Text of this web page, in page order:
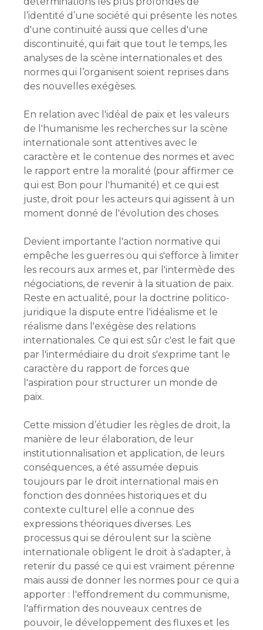
l’identité d’une société qui présente les notes
d'une continuité aussi que celles d'une
discontinuité, qui fait que tout le temps, les
analyses de la scène internationales et des
normes qui l’organisent soient reprises dans
des nouvelles exégèses.
En relation avec l'idéal de paix et les valeurs
de l'humanisme les recherches sur la scène
internationale sont attentives avec le
caractère et le contenue des normes et avec
le rapport entre la moralité (pour affirmer ce
qui est Bon pour l'humanité) et ce qui est
juste, droit pour les acteurs qui agissent à un
moment donné de l'évolution des choses.
Devient importante l'action normative qui
empêche les guerres ou qui s'efforce à limiter
les recours aux armes et, par l'intermède des
négociations, de revenir à la situation de paix.
Reste en actualité, pour la doctrine politico-
juridique la dispute entre l'idéalisme et le
réalisme dans l'exégèse des relations
internationales. Ce qui est sûr c'est le fait que
par l'intermédiaire du droit s'exprime tant le
caractère du rapport de forces que
l'aspiration pour structurer un monde de
paix.
Cette mission d’étudier les règles de droit, la
manière de leur élaboration, de leur
institutionnalisation et application, de leurs
conséquences, a été assumée depuis
toujours par le droit international mais en
fonction des données historiques et du
contexte culturel elle a connue des
expressions théoriques diverses. Les
processus qui se déroulent sur la sciène
internationale obligent le droit à s'adapter, à
retenir du passé ce qui est vraiment pérenne
mais aussi de donner les normes pour ce qui a
apporter : l'effondrement du communisme,
l'affirmation des nouveaux centres de
pouvoir, le développement des fluxes et les